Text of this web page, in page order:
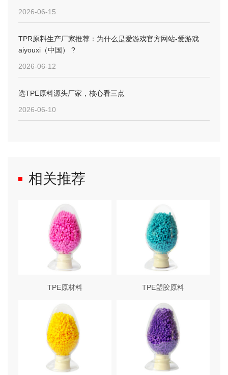
2026-06-15
TPR原料生产厂家推荐：为什么是爱游戏官方网站-爱游戏
aiyouxi（中国） ?
2026-06-12
选TPE原料源头厂家，核心看三点
2026-06-10
相关推荐
TPE原材料 TPE塑胶原料